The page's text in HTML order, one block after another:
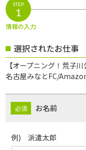
STEP
1
情報の入力
選択されたお仕事
【オープニング！荒子
名古屋みなとFC/
お名前
例) 派遣太郎